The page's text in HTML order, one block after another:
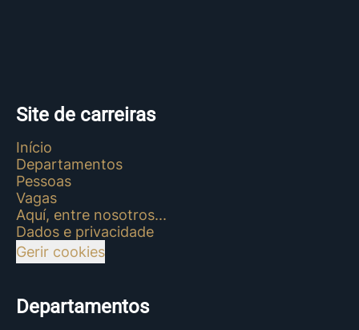
Site de carreiras
Início
Departamentos
Pessoas
Vagas
Aquí, entre nosotros...
Dados e privacidade
Gerir cookies
Departamentos